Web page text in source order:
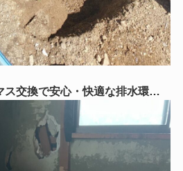
ス交換で安心・快適な排水環境
新しく交換しました✨🔧